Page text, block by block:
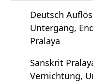
Deutsch
Untergang,
Pralaya
Sanskrit
Vernichtung,